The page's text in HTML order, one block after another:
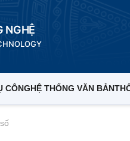
NGHỆ
CÔNGHỆ THỐNG VĂN BẢN